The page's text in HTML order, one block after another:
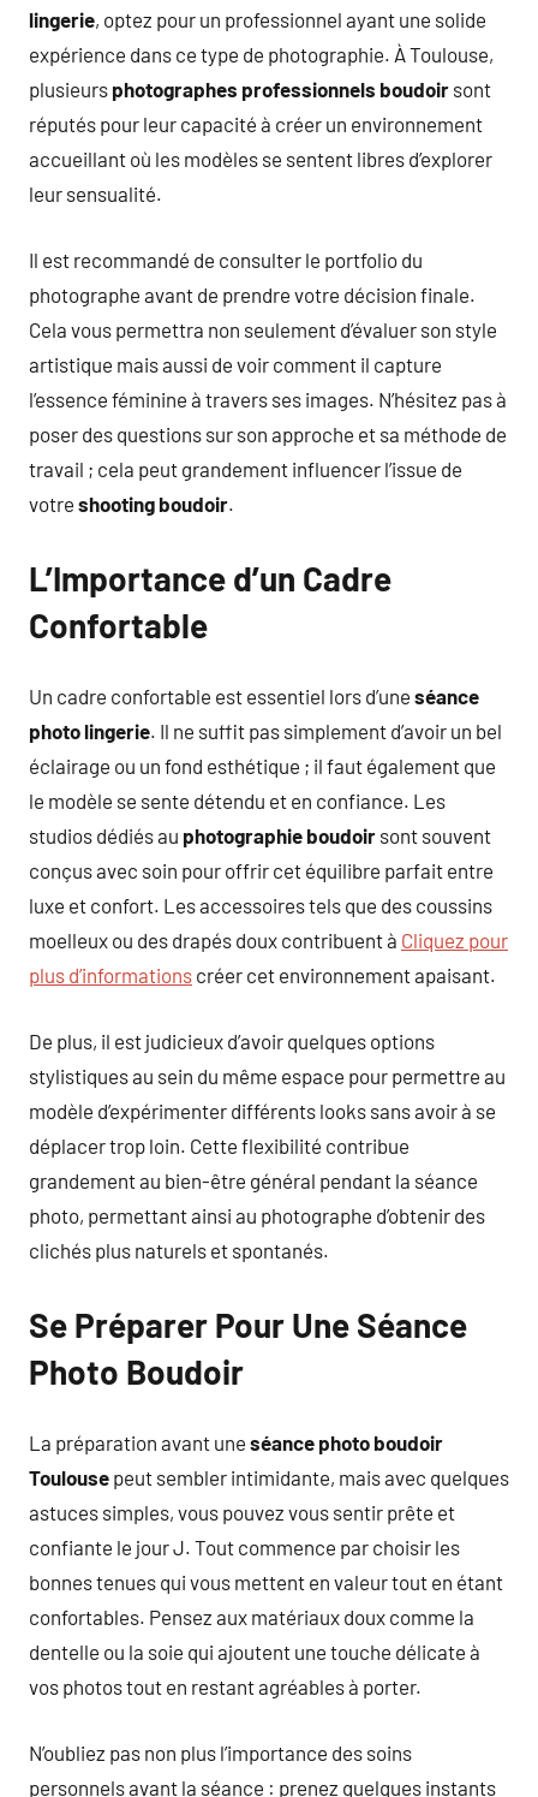
lingerie, optez pour un professionnel ayant une solide
expérience dans ce type de photographie. À Toulouse,
plusieurs photographes professionnels boudoir sont
réputés pour leur capacité à créer un environnement
accueillant où les modèles se sentent libres d’explorer
leur sensualité.
Il est recommandé de consulter le portfolio du
photographe avant de prendre votre décision finale.
Cela vous permettra non seulement d’évaluer son style
artistique mais aussi de voir comment il capture
l’essence féminine à travers ses images. N’hésitez pas à
poser des questions sur son approche et sa méthode de
travail ; cela peut grandement influencer l’issue de
votre shooting boudoir.
L’Importance d’un Cadre
Confortable
Un cadre confortable est essentiel lors d’une séance
photo lingerie. Il ne suffit pas simplement d’avoir un bel
éclairage ou un fond esthétique ; il faut également que
le modèle se sente détendu et en confiance. Les
studios dédiés au photographie boudoir sont souvent
conçus avec soin pour offrir cet équilibre parfait entre
luxe et confort. Les accessoires tels que des coussins
moelleux ou des drapés doux contribuent à Cliquez pour
plus d’informations créer cet environnement apaisant.
De plus, il est judicieux d’avoir quelques options
stylistiques au sein du même espace pour permettre au
modèle d’expérimenter différents looks sans avoir à se
déplacer trop loin. Cette flexibilité contribue
grandement au bien-être général pendant la séance
photo, permettant ainsi au photographe d’obtenir des
clichés plus naturels et spontanés.
Se Préparer Pour Une Séance
Photo Boudoir
La préparation avant une séance photo boudoir
Toulouse peut sembler intimidante, mais avec quelques
astuces simples, vous pouvez vous sentir prête et
confiante le jour J. Tout commence par choisir les
bonnes tenues qui vous mettent en valeur tout en étant
confortables. Pensez aux matériaux doux comme la
dentelle ou la soie qui ajoutent une touche délicate à
vos photos tout en restant agréables à porter.
N’oubliez pas non plus l’importance des soins
personnels avant la séance : prenez quelques instants